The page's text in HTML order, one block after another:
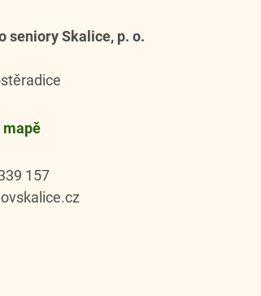
seniory Skalice, p. o.
mapě
157